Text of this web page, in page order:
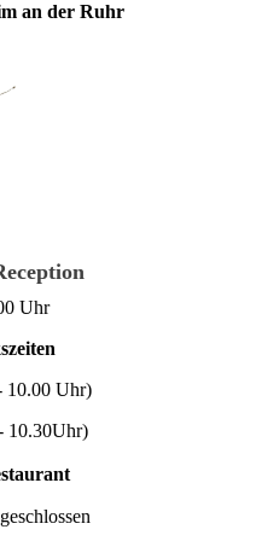
an der Ruhr
Uhr
10.00 Uhr)
10.30Uhr)